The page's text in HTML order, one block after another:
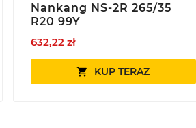
Nankang NS-2R 265/35
R20 99Y
632,22 zł
 KUP TERAZ